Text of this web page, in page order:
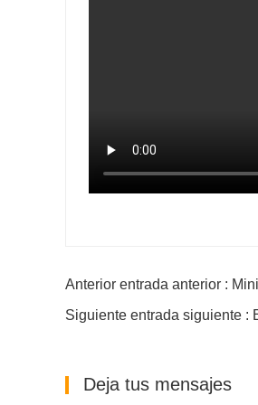
Anterior entrada anterior :
Siguiente entrada siguiente :
Deja tus mensajes